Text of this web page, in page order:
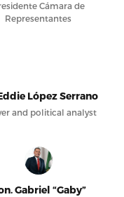
Cámara de
Representantes
López Serrano
and political analyst
Gabriel “Gaby”